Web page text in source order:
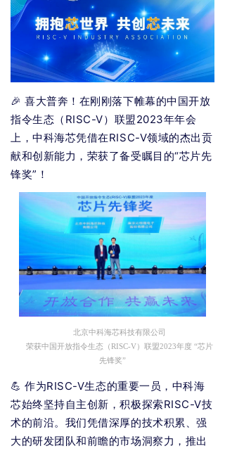
🎉 喜大普奔！在刚刚落下帷幕的中国开放
指令生态（RISC-V）联盟2023年年会
上，中科海芯凭借在RISC-V领域的杰出贡
献和创新能力，荣获了备受瞩目的“芯片先
锋奖”！
北京中科海芯科技有限公司
荣获中国开放指令生态（RISC-V）联盟2023年度 “芯片
先锋奖”
💪 作为RISC-V生态的重要一员，中科海
芯始终坚持自主创新，积极探索RISC-V技
术的前沿。我们凭借深厚的技术积累、强
大的研发团队和前瞻的市场洞察力，推出